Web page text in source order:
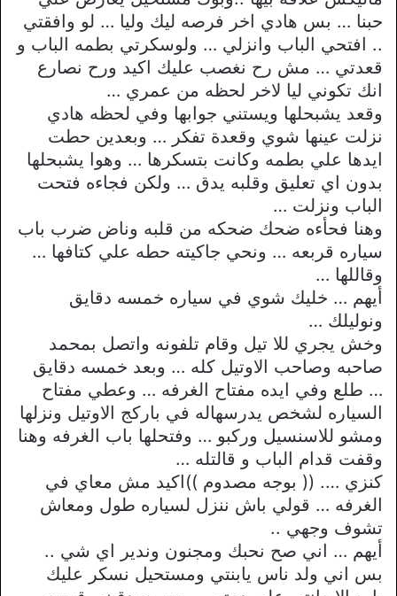
حبنا … بس هادي اخر فرصه ليك وليا … لو وافقتي
.. افتحي الباب وانزلي … ولوسكرتي بطمه الباب و
قعدتي … مش رح نغصب عليك اكيد ورح نصارع
انك تكوني ليا لاخر لحظه من عمري …
وقعد يشبحلها ويستني جوابها وفي لحظه هادي
نزلت عينها شوي وقعدة تفكر … وبعدين حطت
ايدها علي بطمه وكانت بتسكرها … وهوا يشبحلها
بدون اي تعليق وقلبه يدق … ولكن فجاءه فتحت
الباب ونزلت …
وهنا فحأءه ضحك ضحكه من قلبه وناض ضرب باب
سياره قربعه … ونحي جاكيته حطه علي كتافها …
وقاللها …
أيهم … خليك شوي في سياره خمسه دقايق
ونوليلك …
وخش يجري للا تيل وقام تلفونه واتصل بمحمد
صاحبه وصاحب الاوتيل كله … وبعد خمسه دقايق
… طلع وفي ايده مفتاح الغرفه … وعطي مفتاح
السياره لشخص يدرسهاله في باركج الاوتيل ونزلها
ومشو للاسنسيل وركبو … وفتحلها باب الغرفه وهنا
وقفت قدام الباب و قالتله …
كنزي …. (( بوجه مصدوم ))اكيد مش معاي في
الغرفه … قولي باش ننزل لسياره طول ومعاش
تشوف وجهي ..
أيهم … اني صح نحبك ومجنون وندير اي شي ..
بس اني ولد ناس يابنتي ومستحيل نسكر عليك